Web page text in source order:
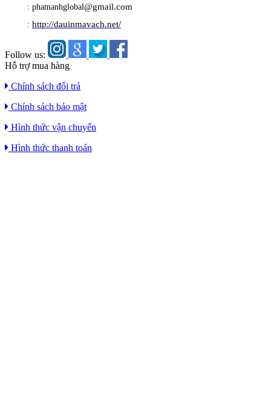
: phamanhglobal@gmail.com
: http://dauinmavach.net/
Follow us:
Hỗ trợ mua hàng
Chính sách đổi trả
Chính sách bảo mật
Hình thức vận chuyển
Hình thức thanh toán